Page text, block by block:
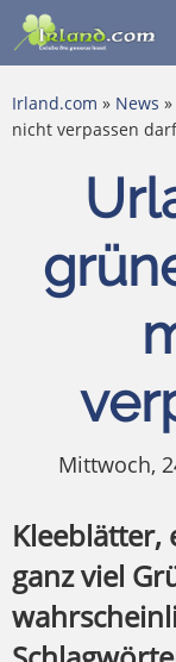
Irland.com » News
nicht verpassen darf
Mittwoch,
Kleeblätter,
ganz viel